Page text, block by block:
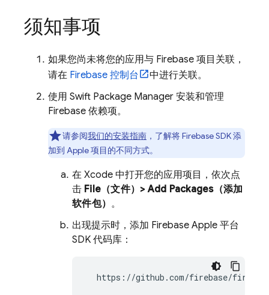
须知事项
如果您尚未将您的应用与 Firebase 项目关联，
请在 Firebase 控制台
中进行关联。
使用 Swift Package Manager 安装和管理
Firebase 依赖项。
请参阅我们的安装指南 ，了解将 Firebase SDK 添
加到 Apple 项目的不同方式。
在 Xcode 中打开您的应用项目，依次点
击 File（文件）> Add Packages（添加
软件包） 。
出现提示时，添加 Firebase Apple 平台
SDK 代码库：
https://github.com/firebase/